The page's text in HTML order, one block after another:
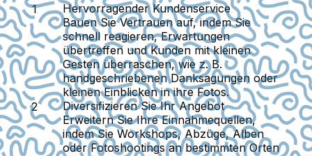
Hervorragender Kundenservice
Bauen Sie Vertrauen auf, indem Sie
schnell reagieren, Erwartungen
übertreffen und Kunden mit kleinen
Gesten überraschen, wie z. B.
handgeschriebenen Danksagungen oder
kleinen Einblicken in ihre Fotos.
Diversifizieren Sie Ihr Angebot
Erweitern Sie Ihre Einnahmequellen,
indem Sie Workshops, Abzüge, Alben
oder Fotoshootings an bestimmten Orten